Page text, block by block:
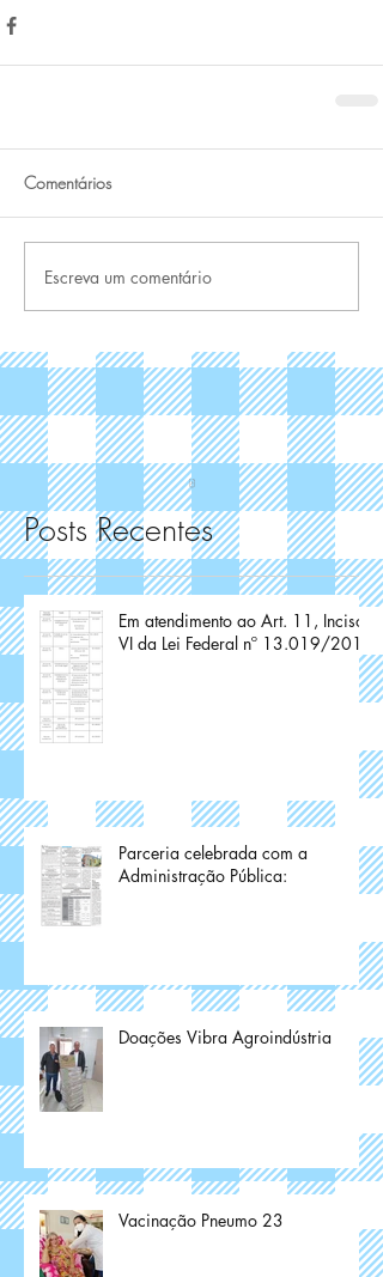
Comentários
Escreva um comentário
Posts Recentes
Em atendimento ao Art. 11, Inciso
VI da Lei Federal nº 13.019/2014
Parceria celebrada com a
Administração Pública:
Doações Vibra Agroindústria
Vacinação Pneumo 23